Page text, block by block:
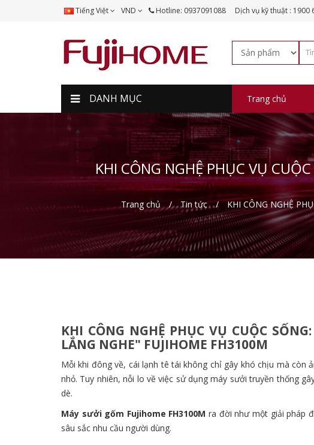
Tiếng Việt VND Hotline: 0937091088 Dịch vụ kỹ thuật : 1900
DANH MỤC Trang chủ
KHI CÔNG NGHỆ PHỤC VỤ
Trang chủ Tin tức KHI CÔNG NGHỆ
KHI CÔNG NGHỆ PHỤC VỤ CUỘC
LẮNG NGHE" FUJIHOME FH3100M
Mỗi khi đông về, cái lạnh tê tái không chỉ gây khó chịu mà
nhỏ. Tuy nhiên, nỗi lo về việc sử dụng máy sưởi truyền thống
dè.
Máy sưởi gốm Fujihome FH3100M ra đời như một giải pháp
sâu sắc nhu cầu người dùng.